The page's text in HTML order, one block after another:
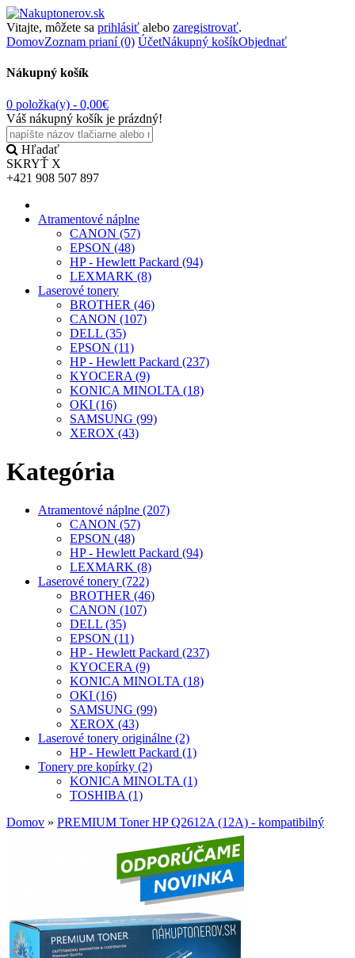
Vitajte, môžete sa prihlásiť alebo zaregistrovať.
DomovZoznam prianí (0) ÚčetNákupný košíkObjednať
Nákupný košík
0 položka(y) - 0,00€
Váš nákupný košík je prázdný!
Hľadať
SKRYŤ X
+421 908 507 897
Atramentové náplne
CANON (57)
EPSON (48)
HP - Hewlett Packard (94)
LEXMARK (8)
Laserové tonery
BROTHER (46)
CANON (107)
DELL (35)
EPSON (11)
HP - Hewlett Packard (237)
KYOCERA (9)
KONICA MINOLTA (18)
OKI (16)
SAMSUNG (99)
XEROX (43)
Kategória
Atramentové náplne (207)
CANON (57)
EPSON (48)
HP - Hewlett Packard (94)
LEXMARK (8)
Laserové tonery (722)
BROTHER (46)
CANON (107)
DELL (35)
EPSON (11)
HP - Hewlett Packard (237)
KYOCERA (9)
KONICA MINOLTA (18)
OKI (16)
SAMSUNG (99)
XEROX (43)
Laserové tonery originálne (2)
HP - Hewlett Packard (1)
Tonery pre kopírky (2)
KONICA MINOLTA (1)
TOSHIBA (1)
Domov » PREMIUM Toner HP Q2612A (12A) - kompatibilný